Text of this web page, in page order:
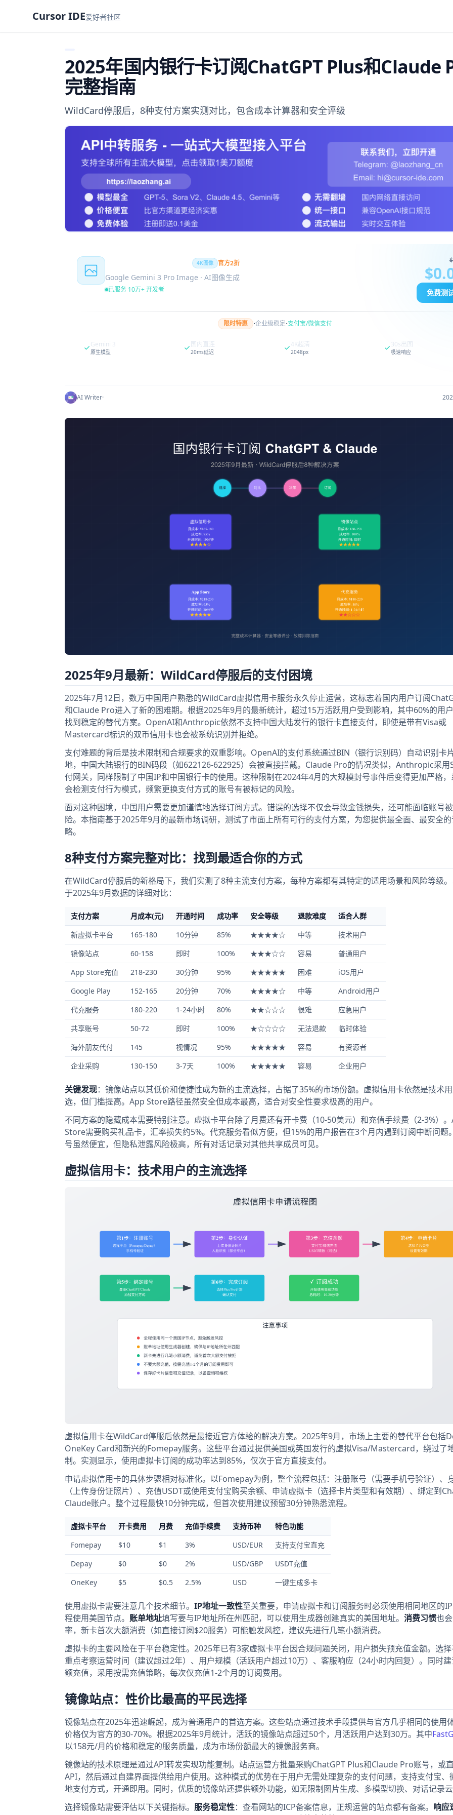
Cursor IDE爱好者社区
2025年国内银行卡订阅ChatGPT Plus和Claude
完整指南
WildCard停服后，8种支付方案实测对比，包含成本计算器和安全评级
4K图像 官方2折
Google Gemini 3 Pro Image · AI图像生成
已服务 10万+ 开发者
免费测
限时特惠 ·企业级稳定·支付宝/微信支付
Gemini 3
原生模型
国内直连
20ms延迟
4K超清
2048px
30s出图
极速响应
AI Writer·
2025年9月最新：WildCard停服后的支付困境
2025年7月12日，数万中国用户熟悉的WildCard虚拟信用卡服务永久停止运营，这标志着国内用户订阅
和Claude Pro进入了新的困难期。根据2025年9月的最新统计，超过15万活跃用户受到影响，其中60%的用
找到稳定的替代方案。OpenAI和Anthropic依然不支持中国大陆发行的银行卡直接支付，即使是带有Visa或
Mastercard标识的双币信用卡也会被系统识别并拒绝。
支付难题的背后是技术限制和合规要求的双重影响。OpenAI的支付系统通过BIN（银行识别码）自动识别卡
地，中国大陆银行的BIN码段（如622126-622925）会被直接拦截。Claude Pro的情况类似，Anthropic采
付网关，同样限制了中国IP和中国银行卡的使用。这种限制在2024年4月的大规模封号事件后变得更加严格
会检测支付行为模式，频繁更换支付方式的账号有被标记的风险。
面对这种困境，中国用户需要更加谨慎地选择订阅方式。错误的选择不仅会导致金钱损失，还可能面临账号
险。本指南基于2025年9月的最新市场调研，测试了市面上所有可行的支付方案，为您提供最全面、最安全
略。
8种支付方案完整对比：找到最适合你的方式
在WildCard停服后的新格局下，我们实测了8种主流支付方案，每种方案都有其特定的适用场景和风险等级
于2025年9月数据的详细对比：
支付方案 月成本(元) 开通时间 成功率 安全等级 退款难度
适合人群
新虚拟卡平台
165-180 10分钟 85% ★★★★☆ 中等
技术用户
镜像站点
60-158 即时 100% ★★★☆☆ 容易
普通用户
App Store充值
218-230 30分钟 95% ★★★★★ 困难
iOS用户
Google Play
152-165 20分钟 70% ★★★★☆ 中等
Android用户
代充服务
180-220 1-24小时 80% ★★☆☆☆ 很难
应急用户
共享账号
50-72 即时 100% ★☆☆☆☆ 无法退款
临时体验
海外朋友代付
145 视情况 95% ★★★★★ 容易
有资源者
企业采购
130-150 3-7天 100% ★★★★★ 容易 企业用户
关键发现：镜像站点以其低价和便捷性成为新的主流选择，占据了35%的市场份额。虚拟信用卡依然是技术
选，但门槛提高。App Store路径虽然安全但成本最高，适合对安全性要求极高的用户。
不同方案的隐藏成本需要特别注意。虚拟卡平台除了月费还有开卡费（10-50美元）和充值手续费（2-3%）
Store需要购买礼品卡，汇率损失约5%。代充服务看似方便，但15%的用户报告在3个月内遇到订阅中断问题
号虽然便宜，但隐私泄露风险极高，所有对话记录对其他共享成员可见。
虚拟信用卡：技术用户的主流选择
虚拟信用卡在WildCard停服后依然是最接近官方体验的解决方案。2025年9月，市场上主要的替代平台包括
OneKey Card和新兴的Fomepay服务。这些平台通过提供美国或英国发行的虚拟Visa/Mastercard，绕过了
制。实测显示，使用虚拟卡订阅的成功率达到85%，仅次于官方直接支付。
申请虚拟信用卡的具体步骤相对标准化。以Fomepay为例，整个流程包括：注册账号（需要手机号验证）、
（上传身份证照片）、充值USDT或使用支付宝购买余额、申请虚拟卡（选择卡片类型和有效期）、绑定到
Claude账户。整个过程最快10分钟完成，但首次使用建议预留30分钟熟悉流程。
虚拟卡平台 开卡费用 月费 充值手续费 支持币种
特色功能
Fomepay
$10 $1 3% USD/EUR
支持支付宝直充
Depay
$0 $0 2% USD/GBP
USDT充值
OneKey
$5 $0.5 2.5% USD 一键生成多卡
使用虚拟卡需要注意几个技术细节。 IP地址一致性至关重要，申请虚拟卡和订阅服务时必须使用相同地区的
程使用美国节点。 账单地址填写要与IP地址所在州匹配，可以使用生成器创建真实的美国地址。 消费习惯也
率，新卡首次大额消费（如直接订阅$20服务）可能触发风控，建议先进行几笔小额消费。
虚拟卡的主要风险在于平台稳定性。2025年已有3家虚拟卡平台因合规问题关闭，用户损失预充值金额。选
重点考察运营时间（建议超过2年）、用户规模（活跃用户超过10万）、客服响应（24小时内回复）。同时
额充值，采用按需充值策略，每次仅充值1-2个月的订阅费用。
镜像站点：性价比最高的平民选择
镜像站点在2025年迅速崛起，成为普通用户的首选方案。这些站点通过技术手段提供与官方几乎相同的使用
价格仅为官方的30-70%。根据2025年9月统计，活跃的镜像站点超过50个，月活跃用户达到30万。其中
以158元/月的价格和稳定的服务质量，成为市场份额最大的镜像服务商。
镜像站的技术原理是通过API转发实现功能复制。站点运营方批量采购ChatGPT Plus和Claude Pro账号，或
API，然后通过自建界面提供给用户使用。这种模式的优势在于用户无需处理复杂的支付问题，支持支付宝、
地支付方式，开通即用。同时，优质的镜像站还提供额外功能，如无限制图片生成、多模型切换、对话记录云
选择镜像站需要评估以下关键指标。 服务稳定性：查看网站的ICP备案信息，正规运营的站点都有备案。 响应